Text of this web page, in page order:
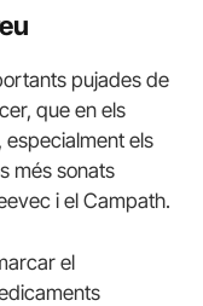
pujades de
que en els
especialment els
més sonats
i el Campath.
el